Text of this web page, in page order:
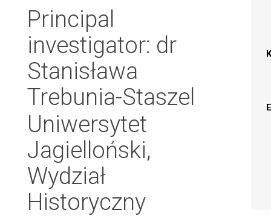
Principal
investigator: dr
Stanisława
Trebunia-Staszel
Uniwersytet
Jagielloński,
Wydział
Historyczny